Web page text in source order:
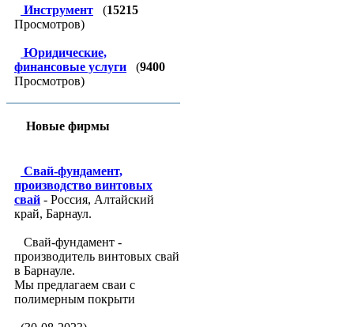
Инструмент (15215
Просмотров)
Юридические,
финансовые услуги
(9400
Просмотров)
Новые фирмы
Свай-фундамент,
производство винтовых
свай - Россия, Алтайский
край, Барнаул.
Свай-фундамент -
производитель винтовых свай
в Барнауле.
Мы предлагаем сваи с
полимерным покрыти